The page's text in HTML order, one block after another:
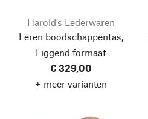
Harold’s Lederwaren
Leren boodschappentas,
Liggend formaat
€ 329,00
+ meer varianten